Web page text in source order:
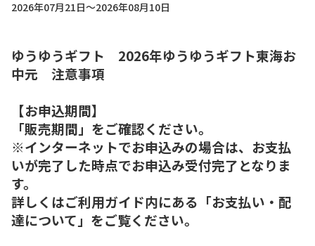
2026年07月21日～2026年08月10日
ゆうゆうギフト 2026年ゆうゆうギフト東海お
中元 注意事項
【お申込期間】
「販売期間」をご確認ください。
※インターネットでお申込みの場合は、お支払
いが完了した時点でお申込み受付完了となりま
す。
詳しくはご利用ガイド内にある「お支払い・配
達について」をご覧ください。